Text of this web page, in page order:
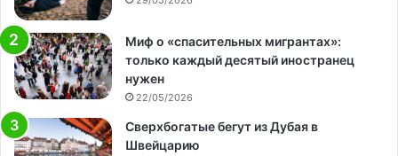
Миф о «спасительных мигрантах»:
только каждый десятый иностранец
нужен
22/05/2026
Сверхбогатые бегут из Дубая в
Швейцарию